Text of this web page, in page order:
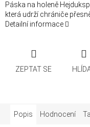
Páska na holeně
která udrží chrániče
Detailní informace
ZEPTAT SE
Popis Hodnocení